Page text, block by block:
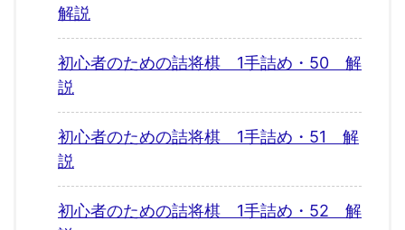
解説
初心者のための詰将棋 1手詰め・50 解
説
初心者のための詰将棋 1手詰め・51 解
説
初心者のための詰将棋 1手詰め・52 解